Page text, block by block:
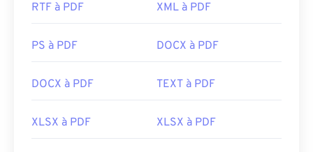
RTF à PDF XML à PDF
PS à PDF DOCX à PDF
DOCX à PDF TEXT à PDF
XLSX à PDF XLSX à PDF